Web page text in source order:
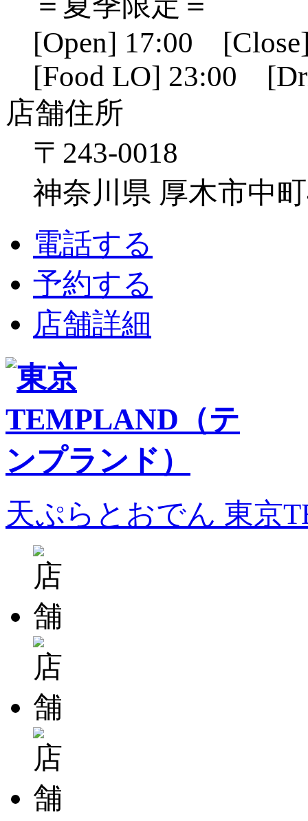
[Open] 17:00
[Food LO] 23:00
店舗住所
〒243-0018
神奈川県 厚木市中
電話する
予約する
店舗詳細
天ぷらとおでん 東京